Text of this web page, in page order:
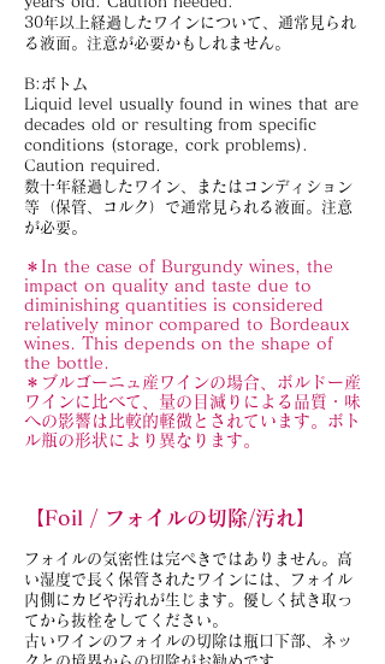
30年以上経過したワインについて、通常見られ
る液面。注意が必要かもしれません。
B:ボトム
Liquid level usually found in wines that are
decades old or resulting from specific
conditions (storage, cork problems).
Caution required.
数十年経過したワイン、またはコンディション
等（保管、コルク）で通常見られる液面。注意
が必要。
＊In the case of Burgundy wines, the
impact on quality and taste due to
diminishing quantities is considered
relatively minor compared to Bordeaux
wines. This depends on the shape of
the bottle.
＊ブルゴーニュ産ワインの場合、ボルドー産
ワインに比べて、量の目減りによる品質・味
への影響は比較的軽微とされています。ボト
ル瓶の形状により異なります。
【Foil / フォイルの切除/汚れ】
フォイルの気密性は完ぺきではありません。高
い湿度で長く保管されたワインには、フォイル
内側にカビや汚れが生じます。優しく拭き取っ
てから抜栓をしてください。
古いワインのフォイルの切除は瓶口下部、ネッ